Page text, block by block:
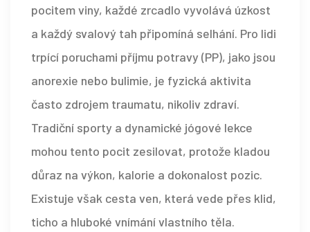
pocitem viny, každé zrcadlo vyvolává úzkost
a každý svalový tah připomíná selhání. Pro lidi
trpící poruchami příjmu potravy(PP), jako jsou
anorexie nebo bulimie, je fyzická aktivita
často zdrojem traumatu, nikoliv zdraví.
Tradiční sporty a dynamické jógové lekce
mohou tento pocit zesilovat, protože kladou
důraz na výkon, kalorie a dokonalost pozic.
Existuje však cesta ven, která vede přes klid,
ticho a hluboké vnímání vlastního těla.